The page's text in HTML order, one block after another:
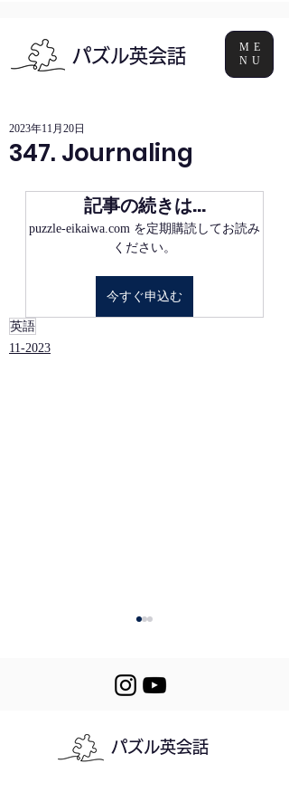
パズル英会話
ME
NU
347. Journaling
2023年11月20日
記事の続きは…
puzzle-eikaiwa.com を定期購読してお読み
ください。
今すぐ申込む
英語
11-2023
352. Lettuce or
パズル英会話